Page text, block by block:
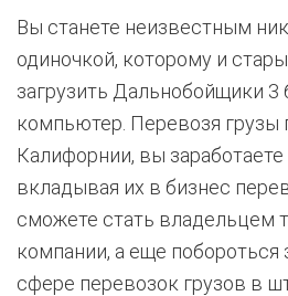
Вы станете неизвестным
одиночкой, которому и
загрузить Дальнобойщики 3
компьютер. Перевозя грузы
Калифорнии, вы заработаете
вкладывая их в бизнес
сможете стать владельцем
компании, а еще побороться
сфере перевозок грузов в